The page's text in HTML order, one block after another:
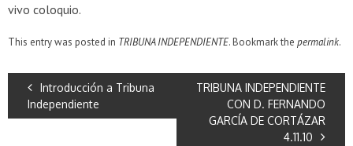
vivo coloquio.
This entry was posted in TRIBUNA INDEPENDIENTE. Bookmark the permalink.
Introducción a Tribuna
Independiente
TRIBUNA INDEPENDIENTE
CON D. FERNANDO
GARCÍA DE CORTÁZAR
4.11.10